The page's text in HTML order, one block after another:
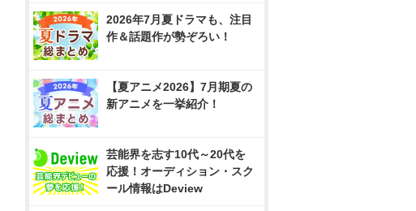
2026年7月夏ドラマも、注目
作＆話題作が勢ぞろい！
【夏アニメ2026】7月期夏の
新アニメを一挙紹介！
芸能界を志す10代～20代を
応援！オーディション・スク
ール情報はDeview